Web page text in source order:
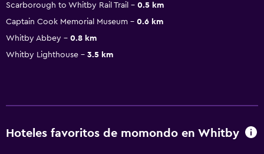
Scarborough to Whitby Rail Trail
0.5 km
Captain Cook Memorial Museum
0.6 km
Whitby Abbey
0.8 km
Whitby Lighthouse
3.5 km
Hoteles favoritos de momondo en Whitby